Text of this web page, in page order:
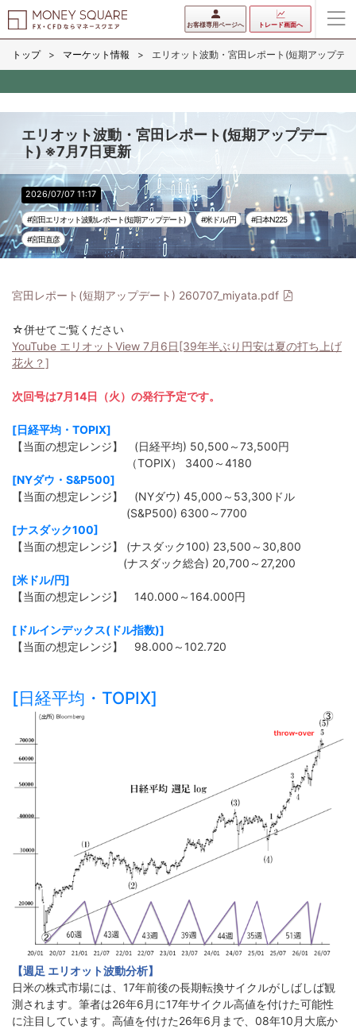
お客様専用ページへ トレード画面へ
トップ マーケット情報 エリオット波動・宮田レポート(短期アップデ
エリオット波動・宮田レポート(短期アップデー
ト) ※7月7日更新
2026/07/07 11:17
#宮田エリオット波動レポート(短期アップデート) #米ドル/円 #日本N225
#宮田直彦
宮田レポート(短期アップデート) 260707_miyata.pdf
☆併せてご覧ください
YouTube エリオットView 7月6日[39年半ぶり円安は夏の打ち上げ
花火？]
次回号は7月14日（火）の発行予定です。
[日経平均・TOPIX]
【当面の想定レンジ】 (日経平均) 50,500～73,500円
（TOPIX） 3400～4180
[NYダウ・S&P500]
【当面の想定レンジ】 (NYダウ) 45,000～53,300ドル
(S&P500) 6300～7700
[ナスダック100]
【当面の想定レンジ】 (ナスダック100) 23,500～30,800
(ナスダック総合) 20,700～27,200
[米ドル/円]
【当面の想定レンジ】 140.000～164.000円
[ドルインデックス(ドル指数)]
【当面の想定レンジ】 98.000～102.720
[日経平均・TOPIX]
【週足 エリオット波動分析】
日米の株式市場には、17年前後の長期転換サイクルがしばしば観
測されます。筆者は26年6月に17年サイクル高値を付けた可能性
に注目しています。高値を付けた26年6月まで、08年10月大底か